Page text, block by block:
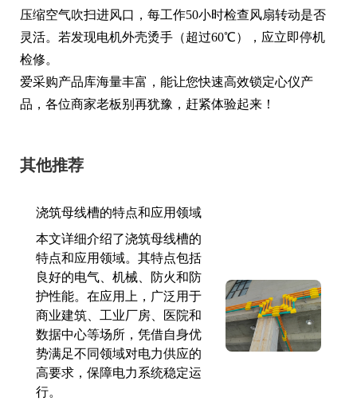
压缩空气吹扫进风口，每工作50小时检查风扇转动是否
灵活。若发现电机外壳烫手（超过60℃），应立即停机
检修。
爱采购产品库海量丰富，能让您快速高效锁定心仪产
品，各位商家老板别再犹豫，赶紧体验起来！
其他推荐
浇筑母线槽的特点和应用领域
本文详细介绍了浇筑母线槽的
特点和应用领域。其特点包括
良好的电气、机械、防火和防
护性能。在应用上，广泛用于
商业建筑、工业厂房、医院和
数据中心等场所，凭借自身优
势满足不同领域对电力供应的
高要求，保障电力系统稳定运
行。